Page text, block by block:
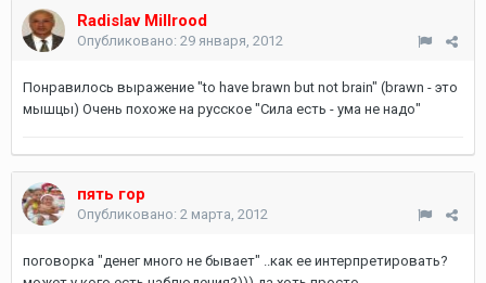
Radislav Millrood
Опубликовано: 29 января, 2012
Понравилось выражение "to have brawn but not brain" (brawn - это
мышцы) Очень похоже на русское "Сила есть - ума не надо"
пять гор
Опубликовано: 2 марта, 2012
поговорка "денег много не бывает" ..как ее интерпретировать?